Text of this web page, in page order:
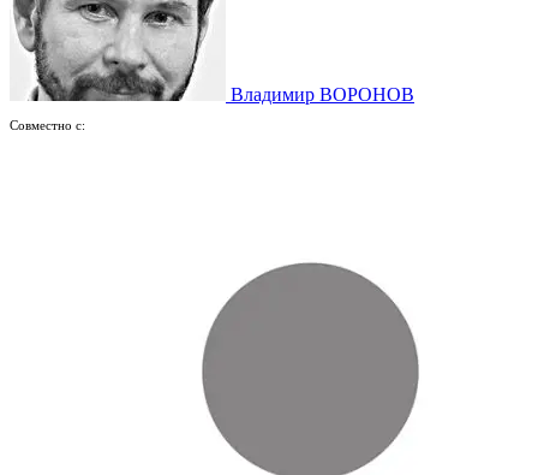
Владимир ВОРОНОВ
Совместно с: